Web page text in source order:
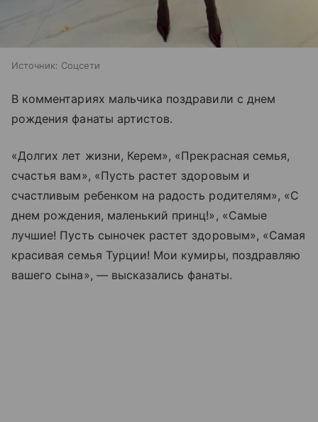
Источник: Соцсети
В комментариях мальчика поздравили с днем
рождения фанаты артистов.
«Долгих лет жизни, Керем», «Прекрасная семья,
счастья вам», «Пусть растет здоровым и
счастливым ребенком на радость родителям», «С
днем рождения, маленький принц!», «Самые
лучшие! Пусть сыночек растет здоровым», «Самая
красивая семья Турции! Мои кумиры, поздравляю
вашего сына», — высказались фанаты.